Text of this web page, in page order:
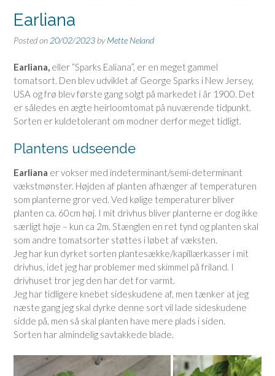
Earliana
Posted on 20/02/2023 byMette Neland
Earliana, eller “Sparks Ealiana”, er en meget gammel
tomatsort. Den blev udviklet af George Sparks i New Jersey,
USA og frø blev første gang solgt på markedet i år 1900. Det
er således en ægte heirloomtomat på nuværende tidpunkt.
Sorten er kuldetolerant om modner derfor meget tidligt.
Plantens udseende
Earliana er vokser med indeterminant/semi-determinant
vækstmønster. Højden af planten afhænger af temperaturen
som planterne gror ved. Ved kølige temperaturer bliver
planten ca. 60cm høj. I mit drivhus bliver planterne er dog ikke
særligt høje – kun ca 2m. Stænglen en ret tynd og planten skal
som andre tomatsorter støttes i løbet af væksten.
Jeg har kun dyrket sorten plantesække/kapillærkasser i mit
drivhus, idet jeg har problemer med skimmel på friland. I
drivhuset tror jeg den har det for varmt.
Jeg har tidligere knebet sideskudene af, men tænker at jeg
næste gang jeg skal dyrke denne sort vil lade sideskudene
sidde på, men så skal planten have mere plads i siden.
Sorten har almindelig savtakkede blade.